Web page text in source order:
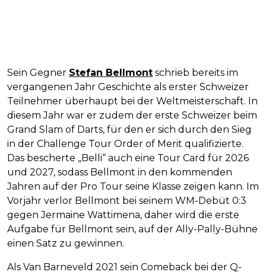
Sein Gegner Stefan Bellmont schrieb bereits im
vergangenen Jahr Geschichte als erster Schweizer
Teilnehmer überhaupt bei der Weltmeisterschaft. In
diesem Jahr war er zudem der erste Schweizer beim
Grand Slam of Darts, für den er sich durch den Sieg
in der Challenge Tour Order of Merit qualifizierte.
Das bescherte „Belli“ auch eine Tour Card für 2026
und 2027, sodass Bellmont in den kommenden
Jahren auf der Pro Tour seine Klasse zeigen kann. Im
Vorjahr verlor Bellmont bei seinem WM-Debüt 0:3
gegen Jermaine Wattimena, daher wird die erste
Aufgabe für Bellmont sein, auf der Ally-Pally-Bühne
einen Satz zu gewinnen.
Als Van Barneveld 2021 sein Comeback bei der Q-